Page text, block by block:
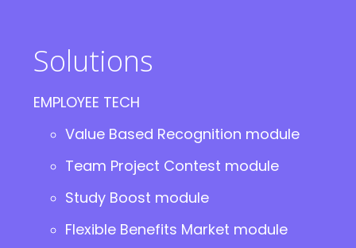
Solutions
EMPLOYEE TECH
Value Based Recognition module
Team Project Contest module
Study Boost module
Flexible Benefits Market module